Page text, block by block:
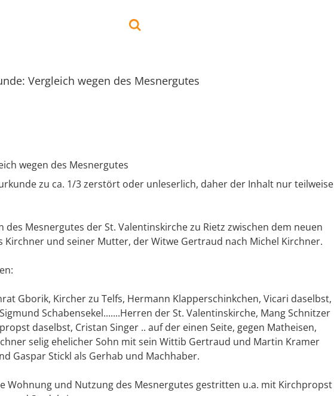
Vergleich wegen des Mesnergutes
wegen des Mesnergutes
zu ca. 1/3 zerstört oder unleserlich, daher der Inhalt nur teilweise
des Mesnergutes der St. Valentinskirche zu Rietz zwischen dem neuen
Kirchner und seiner Mutter, der Witwe Gertraud nach Michel Kirchner.
Gborik, Kircher zu Telfs, Hermann Klapperschinkchen, Vicari daselbst,
Schabensekel.......Herren der St. Valentinskirche, Mang Schnitzer
daselbst, Cristan Singer .. auf der einen Seite, gegen Matheisen,
selig ehelicher Sohn mit sein Wittib Gertraud und Martin Kramer
Gaspar Stickl als Gerhab und Machhaber.
Wohnung und Nutzung des Mesnergutes gestritten u.a. mit Kirchpropst